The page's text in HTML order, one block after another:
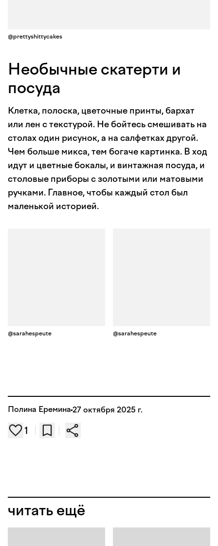
@prettyshittycakes
Необычные скатерти и
посуда
Клетка, полоска, цветочные принты, бархат
или лен с текстурой. Не бойтесь смешивать на
столах один рисунок, а на салфетках другой.
Чем больше микса, тем богаче картинка. В ход
идут и цветные бокалы, и винтажная посуда, и
столовые приборы с золотыми или матовыми
ручками. Главное, чтобы каждый стол был
маленькой историей.
@sarahespeute @sarahespeute
Полина Еремина 27 октября 2025 г.
1
читать ещё